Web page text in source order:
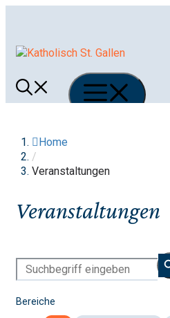
Menü
Home
/
Veranstaltungen
Veranstaltungen
Bereiche